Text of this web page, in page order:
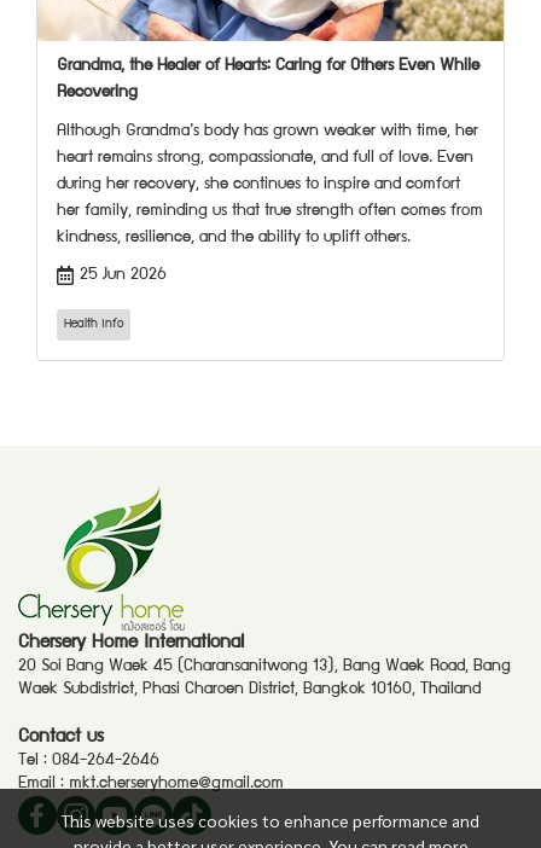
Grandma, the Healer of Hearts: Caring for Others Even While
Recovering
Although Grandma’s body has grown weaker with time, her
heart remains strong, compassionate, and full of love. Even
during her recovery, she continues to inspire and comfort
her family, reminding us that true strength often comes from
kindness, resilience, and the ability to uplift others.
25 Jun 2026
Health Info
This website uses cookies to enhance performance and
Chersery Home International
20 Soi Bang Waek 45 (Charansanitwong 13), Bang Waek Road, Bang
Waek Subdistrict, Phasi Charoen District, Bangkok 10160, Thailand
Contact us
Tel : 084-264-2646
Email : mkt.cherseryhome@gmail.com